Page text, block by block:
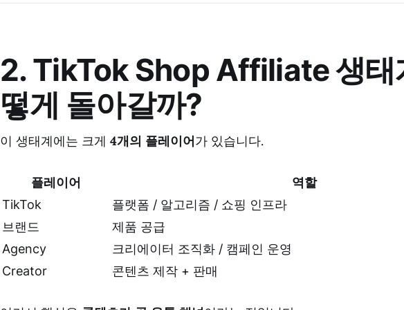
2. TikTok Shop Affiliate 생태
떻게 돌아갈까?
이 생태계에는 크게 4개의 플레이어가 있습니다.
플레이어
역할
TikTok
플랫폼 / 알고리즘 / 쇼핑 인프라
브랜드
제품 공급
Agency
크리에이터 조직화 / 캠페인 운영
Creator
콘텐츠 제작 + 판매